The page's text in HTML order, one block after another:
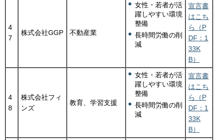
4
7
株式会社GGP 不動産業
女性・若者が活
躍しやすい環境
整備
長時間労働の削
減
宣言書
はこち
ら（P
DF：1
33K
B）
4
8
株式会社フィ
ンズ
教育、学習支援
女性・若者が活
躍しやすい環境
整備
長時間労働の削
減
宣言書
はこち
ら（P
DF：1
33K
B）